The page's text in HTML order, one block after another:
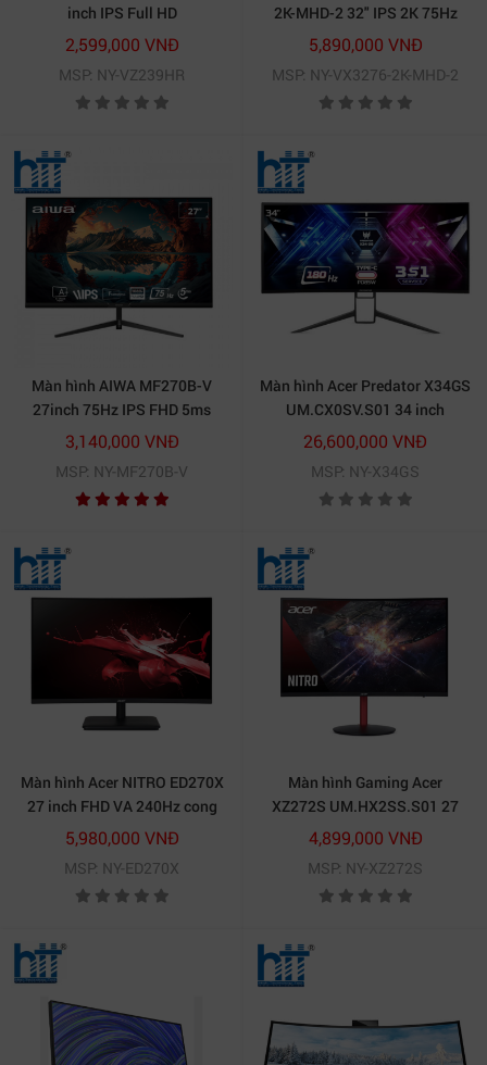
inch IPS Full HD
2,599,000 VNĐ
MSP: NY-VZ239HR
2K-MHD-2 32" IPS 2K 75Hz
HDR10
5,890,000 VNĐ
MSP: NY-VX3276-2K-MHD-2
Màn hình AIWA MF270B-V
27inch 75Hz IPS FHD 5ms
3,140,000 VNĐ
MSP: NY-MF270B-V
Màn hình Acer Predator X34GS
UM.CX0SV.S01 34 inch
Ultrawide QHD IPS 144Hz
Cong
26,600,000 VNĐ
MSP: NY-X34GS
Màn hình Acer NITRO ED270X
27 inch FHD VA 240Hz cong
5,980,000 VNĐ
MSP: NY-ED270X
Màn hình Gaming Acer
XZ272S UM.HX2SS.S01 27
inch FHD 165Hz Cong
4,899,000 VNĐ
MSP: NY-XZ272S